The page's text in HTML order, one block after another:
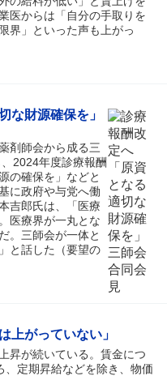
医からは「自分の手取りを
界」といった声も上がっ
な財源確保を」
剤師会から成る三
2024年度診療報酬
の確保を」などと
に政府や与党へ働
吉郎氏は、「医療
医療界が一丸とな
。三師会が一体と
と話した（要望の
上がっていない」
昇が続いている。賃金につ
定期昇給などを除き、物価